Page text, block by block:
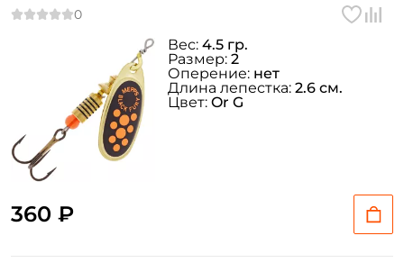
360 ₽
Вес: 4.5 гр.
Размер: 2
Оперение: нет
Длина лепестка: 2.6 см.
Цвет: Or G